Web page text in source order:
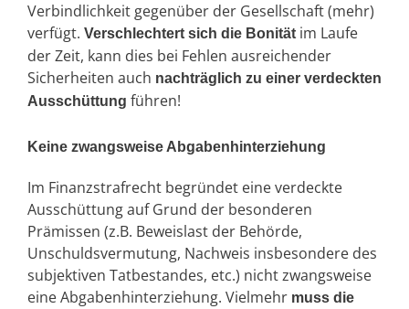
Verbindlichkeit gegenüber der Gesellschaft (mehr)
verfügt. Verschlechtert sich die Bonität im Laufe
der Zeit, kann dies bei Fehlen ausreichender
Sicherheiten auch nachträglich zu einer verdeckten
Ausschüttung führen!
Keine zwangsweise Abgabenhinterziehung
Im Finanzstrafrecht begründet eine verdeckte
Ausschüttung auf Grund der besonderen
Prämissen (z.B. Beweislast der Behörde,
Unschuldsvermutung, Nachweis insbesondere des
subjektiven Tatbestandes, etc.) nicht zwangsweise
eine Abgabenhinterziehung. Vielmehr muss die